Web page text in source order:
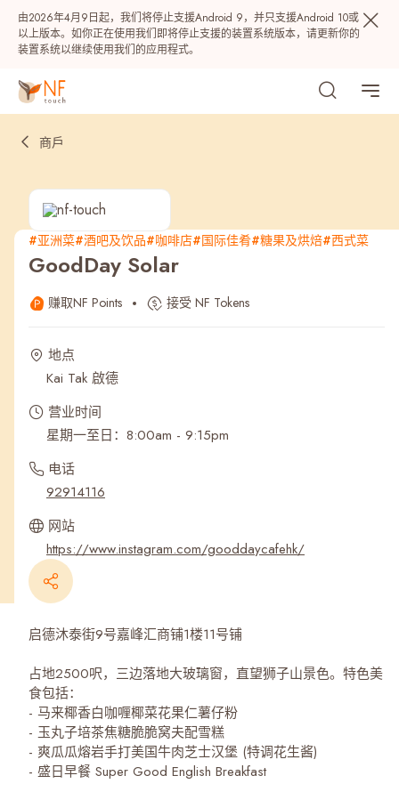
由2026年4月9日起，我们将停止支援Android 9，并只支援Android 10或
以上版本。如你正在使用我们即将停止支援的装置系统版本，请更新你的
装置系统以继续使用我们的应用程式。
热门
最近搜寻纪录
商戶
#亚洲菜#酒吧及饮品#咖啡店#国际佳肴#糖果及烘焙#西式菜
GoodDay Solar
赚取NF Points 接受 NF Tokens
地点
Kai Tak 啟德
营业时间
星期一至日：8:00am - 9:15pm
电话
92914116
网站
https://www.instagram.com/gooddaycafehk/
启德沐泰街9号嘉峰汇商铺1楼11号铺
占地2500呎，三边落地大玻璃窗，直望狮子山景色。特色美
食包括：
- 马来椰香白咖喱椰菜花果仁薯仔粉
- 玉丸子培茶焦糖脆脆窝夫配雪糕
- 爽瓜瓜熔岩手打美国牛肉芝士汉堡 (特调花生酱)
- 盛日早餐 Super Good English Breakfast